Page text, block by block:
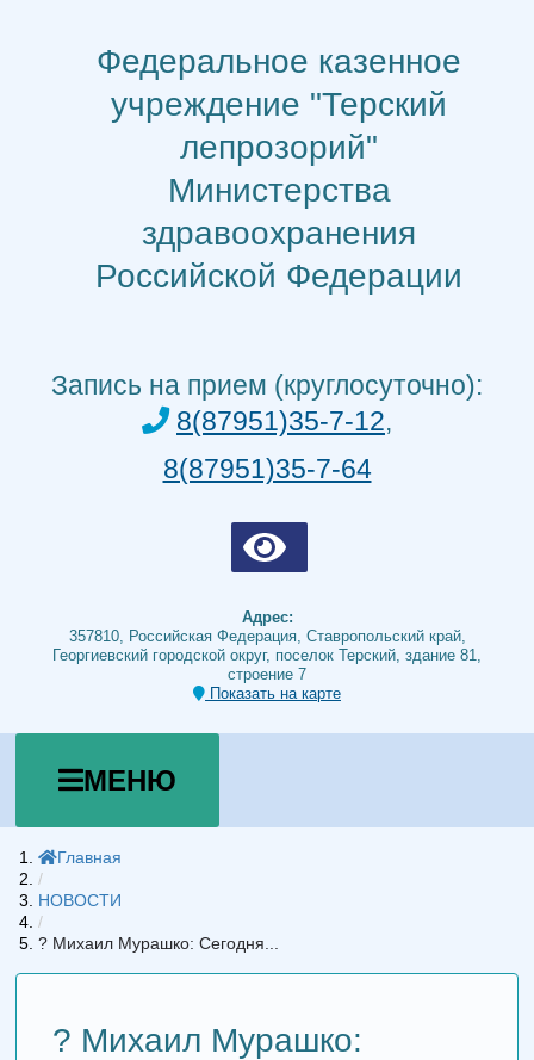
содержимомуФедеральное казенное
учреждение "Терский
лепрозорий"
Министерства
здравоохранения
Российской Федерации
Запись на прием (круглосуточно):
8(87951)35-7-12,
8(87951)35-7-64
Адрес:
357810, Российская Федерация, Ставропольский край,
Георгиевский городской округ, поселок Терский, здание 81,
строение 7
Показать на карте
МЕНЮ
Главная
/
НОВОСТИ
/
? Михаил Мурашко: Сегодня...
? Михаил Мурашко: